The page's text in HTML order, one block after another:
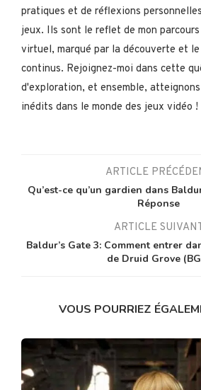
pratiques et de réflexions
jeux. Ils sont le reflet de mon parcours
virtuel, marqué par la découverte et
continus. Rejoignez-moi dans cette
d'exploration, et ensemble, atteignons
inédits dans le monde des jeux vidéo !
ARTICLE
Qu’est-ce qu’un gardien dans
Réponse
ARTICLE
Baldur’s Gate 3: Comment entrer
de Druid Grove
VOUS POURRIEZ